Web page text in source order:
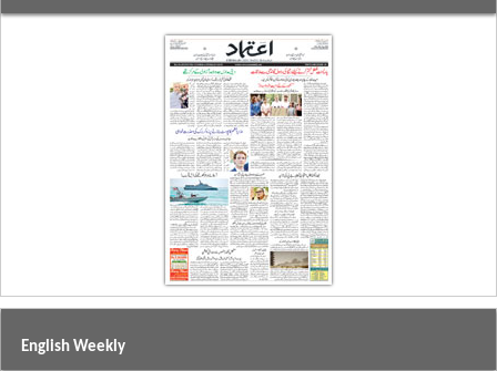
English Weekly